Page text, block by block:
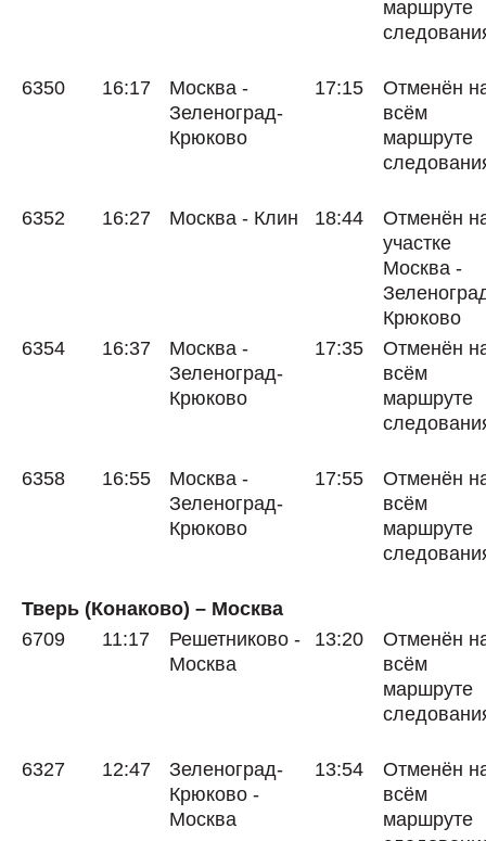
маршруте
6350 16:17
Москва -
Зеленоград-
Крюково
17:15
Отменён
всём
маршруте
6352 16:27 Москва - Клин 18:44
Отменён
участке
Москва -
Крюково
6354
16:37
Москва -
Зеленоград-
Крюково
17:35
Отменён
всём
маршруте
6358 16:55
Москва -
Зеленоград-
Крюково
17:55
Отменён
всём
маршруте
Тверь (Конаково) – Москва
6709
11:17
Решетниково -
Москва
13:20
Отменён
всём
маршруте
6327 12:47
Зеленоград-
Крюково -
Москва
13:54
Отменён
всём
маршруте